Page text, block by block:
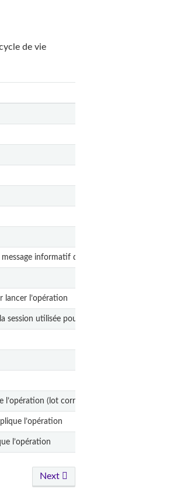
de vie
informatif de succès
lancer l’opération
utilisée pour lancer l’opération
l’opération (lot correspondant à une liste)
l’opération
l’opération
Next